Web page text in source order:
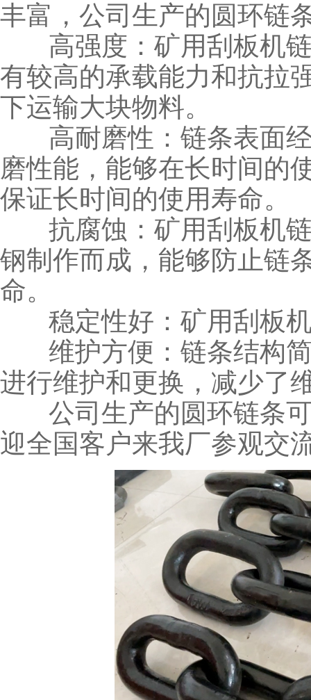
丰富，公司生产的圆环链
高强度：矿用刮板机链
有较高的承载能力和抗拉
下运输大块物料。
高耐磨性：链条表面经
磨性能，能够在长时间的
保证长时间的使用寿命。
抗腐蚀：矿用刮板机链
钢制作而成，能够防止链
命。
稳定性好：矿用刮板机
维护方便：链条结构简
进行维护和更换，减少了
公司生产的圆环链条可
迎全国客户来我厂参观交